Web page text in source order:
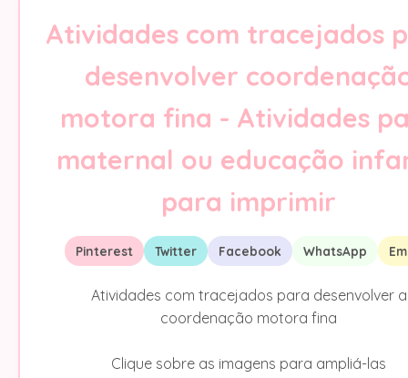
Atividades com tracejados
desenvolver
motora fina - Atividades
maternal ou educação
para imprimir
Pinterest Twitter Facebook WhatsApp
Atividades com tracejados para desenvolver a
coordenação motora fina
Clique sobre as imagens para ampliá-las